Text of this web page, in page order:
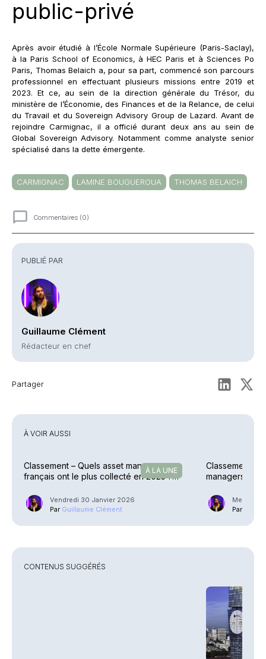
PUBLIÉ PAR
Guillaume Clément
Rédacteur en chef
Partager
public-privé
Après avoir étudié à l’École Normale Supérieure (Paris-Saclay),
à la Paris School of Economics, à HEC Paris et à Sciences Po
Paris, Thomas Belaich a, pour sa part, commencé son parcours
professionnel en effectuant plusieurs missions entre 2019 et
2023. Et ce, au sein de la direction générale du Trésor, du
ministère de l’Économie, des Finances et de la Relance, de celui
du Travail et du Sovereign Advisory Group de Lazard. Avant de
rejoindre Carmignac, il a officié durant deux ans au sein de
Global Sovereign Advisory. Notamment comme analyste senior
spécialisé dans la dette émergente.
CARMIGNAC LAMINE BOUGUEROUA THOMAS BELAICH
Commentaires (0)
À VOIR AUSSI
À LA UNE
Classement – Quels asset managers
français ont le plus collecté en 2025 ?
Vendredi 30 Janvier 2026
Par Guillaume Clément
Classement
managers
Mercredi
Par
CONTENUS SUGGÉRÉS